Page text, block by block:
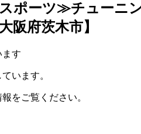
ポーツ≫チューニ
阪府茨木市】
ます
います。
をご覧ください。